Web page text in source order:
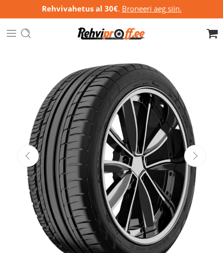
Rehvivahetus al 30€. Broneeri aeg siin.